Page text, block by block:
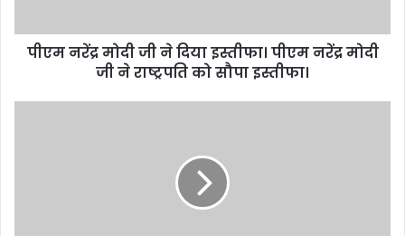
पीएम नरेंद्र मोदी जी ने दिया इस्तीफा। पीएम नरेंद्र मोदी
जी ने राष्ट्रपति को सौपा इस्तीफा।